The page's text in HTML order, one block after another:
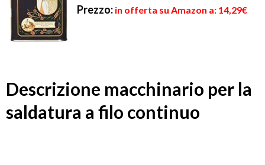
Prezzo: in offerta su Amazon a: 14,29€
Descrizione macchinario per la
saldatura a filo continuo